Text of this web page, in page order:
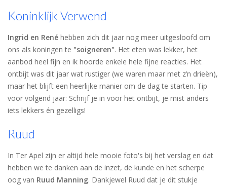
Koninklijk Verwend
Ingrid en René hebben zich dit jaar nog meer uitgesloofd om
ons als koningen te "soigneren". Het eten was lekker, het
aanbod heel fijn en ik hoorde enkele hele fijne reacties. Het
ontbijt was dit jaar wat rustiger (we waren maar met z’n drieën),
maar het blijft een heerlijke manier om de dag te starten. Tip
voor volgend jaar: Schrijf je in voor het ontbijt, je mist anders
iets lekkers én gezelligs!
Ruud
In Ter Apel zijn er altijd hele mooie foto's bij het verslag en dat
hebben we te danken aan de inzet, de kunde en het scherpe
oog van Ruud Manning. Dankjewel Ruud dat je dit stukje